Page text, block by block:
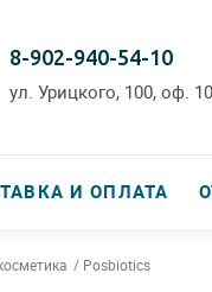
8-902-940-54-10
ул. Урицкого, 100, оф.
И ОПЛАТА
Posbiotics